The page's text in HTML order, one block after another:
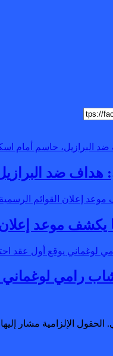
ضد
رامي
الحقول الإلزامية مشار إليها